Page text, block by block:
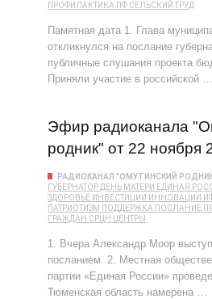
ПРОФИЛАКТИКА ПФ СЕЛЬСКИЙ ТРУД
Памятная дата 1. Глава
откликнулся на послание
публичные слушания проекта
Приняли участие в российской …
Эфир радиоканала
родник" от 22 ноября
РАДИОКАНАЛ "ОМУТИНСКИЙ
ГУБЕРНАТОР ДЕНЬ МАТЕРИ ЕДИНАЯ
ЗДОРОВЬЕ ИНВЕСТИЦИИ ИННОВАЦИИ
ПАТРИОТИЗМ ПОДДЕРЖКА ПОСЛАНИЕ
ГРАЖДАН СРЦН ЦЕНТРЫ
1. Вчера Александр Моор
посланием. 2. Местная
партии «Единая России»
Тюменская область намерена …